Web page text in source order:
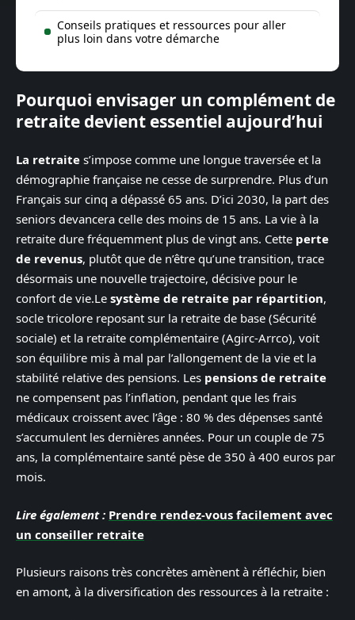
Conseils pratiques et ressources pour aller
plus loin dans votre démarche
Pourquoi envisager un complément de
retraite devient essentiel aujourd’hui
La retraite s’impose comme une longue traversée et la
démographie française ne cesse de surprendre. Plus d’un
Français sur cinq a dépassé 65 ans. D’ici 2030, la part des
seniors devancera celle des moins de 15 ans. La vie à la
retraite dure fréquemment plus de vingt ans. Cette perte
de revenus, plutôt que de n’être qu’une transition, trace
désormais une nouvelle trajectoire, décisive pour le
confort de vie.Le système de retraite par répartition,
socle tricolore reposant sur la retraite de base (Sécurité
sociale) et la retraite complémentaire (Agirc-Arrco), voit
son équilibre mis à mal par l’allongement de la vie et la
stabilité relative des pensions. Les pensions de retraite
ne compensent pas l’inflation, pendant que les frais
médicaux croissent avec l’âge : 80 % des dépenses santé
s’accumulent les dernières années. Pour un couple de 75
ans, la complémentaire santé pèse de 350 à 400 euros par
mois.
Lire également : Prendre rendez-vous facilement avec
un conseiller retraite
Plusieurs raisons très concrètes amènent à réfléchir, bien
en amont, à la diversification des ressources à la retraite :